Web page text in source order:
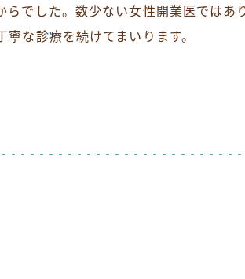
でした。数少ない女性開業医ではあ
な診療を続けてまいります。